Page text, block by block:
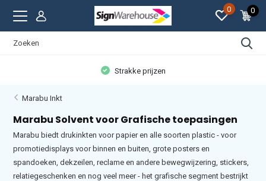
0 0
Strakke prijzen
Marabu Inkt
Marabu Solvent voor Grafische toepasingen
Marabu biedt drukinkten voor papier en alle soorten plastic - voor
promotiedisplays voor binnen en buiten, grote posters en
spandoeken, dekzeilen, reclame en andere bewegwijzering, stickers,
relatiegeschenken en nog veel meer - het grafische segment bestrijkt